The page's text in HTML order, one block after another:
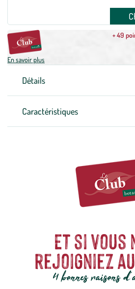
+ 49
En savoir plus
Détails
Caractéristiques
Et si vous
rejoigniez
4 bonnes raisons